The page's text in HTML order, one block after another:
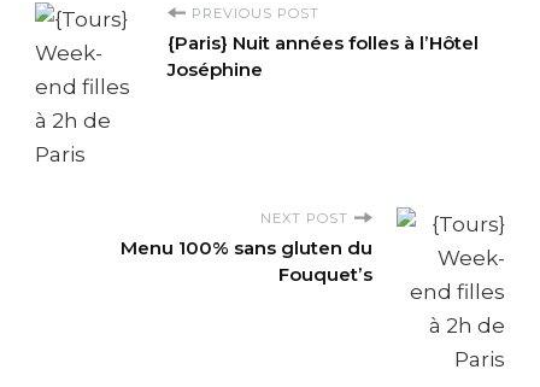
P
o
s
PREVIOUS POST
{Paris} Nuit années folles à l’Hôtel
Joséphine
NEXT POST
Menu 100% sans gluten du
Fouquet’s